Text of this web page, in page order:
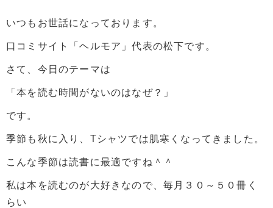
いつもお世話になっております。
口コミサイト「ヘルモア」代表の松下です。
さて、今日のテーマは
「本を読む時間がないのはなぜ？」
です。
季節も秋に入り、Tシャツでは肌寒くなってきました。
こんな季節は読書に最適ですね＾＾
私は本を読むのが大好きなので、毎月３０～５０冊く
らい